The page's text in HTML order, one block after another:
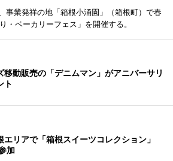
事業発祥の地「箱根小涌園」（箱根町）で春
・ベーカリーフェス」を開催する。
移動販売の「デニムマン」がアニバーサリ
ト
エリアで「箱根スイーツコレクション」
加